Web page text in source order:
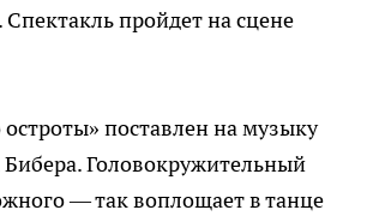
пройдет на сцене
поставлен на музыку
Головокружительный
— так воплощает в танце